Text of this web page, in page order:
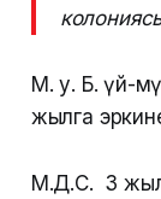
М. у. Б. үй-
жылга
М.Д.С. 3